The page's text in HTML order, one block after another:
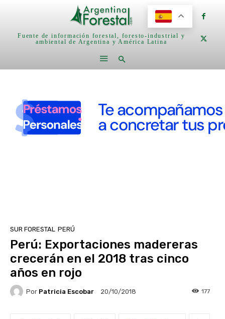
Fuente de información forestal, foresto-industrial y
ambiental de Argentina y América Latina
SUR FORESTAL PERÚ
Perú: Exportaciones madereras
crecerán en el 2018 tras cinco
años en rojo
Por Patricia Escobar 20/10/2018 177